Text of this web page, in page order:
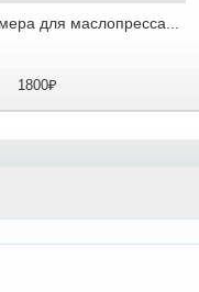
для маслопресса...
1800₽